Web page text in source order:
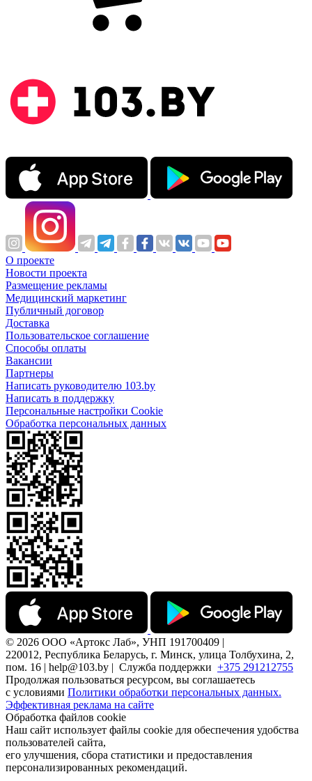
О проекте
Новости проекта
Размещение рекламы
Медицинский маркетинг
Публичный договор
Доставка
Пользовательское соглашение
Способы оплаты
Вакансии
Партнеры
Написать руководителю 103.by
Написать в поддержку
Персональные настройки Cookie
Обработка персональных данных
© 2026 ООО «Артокс Лаб», УНП 191700409 |
220012, Республика Беларусь, г. Минск, улица Толбухина, 2,
пом. 16 | help@103.by | Служба поддержки +375 291212755
Продолжая пользоваться ресурсом, вы соглашаетесь
с условиями Политики обработки персональных данных.
Эффективная реклама на сайте
Обработка файлов cookie
Наш сайт использует файлы cookie для обеспечения удобства
пользователей сайта,
его улучшения, сбора статистики и предоставления
персонализированных рекомендаций.